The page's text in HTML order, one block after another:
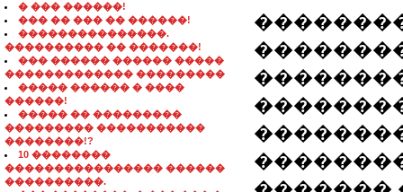
� ��� ������!
��� �� ��� �� ������!
���������������.
���������� �� �������!
��� ������ ������ �����
������������� ���������
����� ������ � ����
������!
����� �� ���������
��������� �����������
��������!?
10 ��������
���������������� ������
����������.